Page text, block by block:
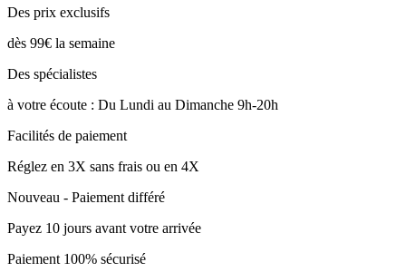
Des prix exclusifs
dès 99€ la semaine
Des spécialistes
à votre écoute : Du Lundi au Dimanche 9h-20h
Facilités de paiement
Réglez en 3X sans frais ou en 4X
Nouveau - Paiement différé
Payez 10 jours avant votre arrivée
Paiement 100% sécurisé